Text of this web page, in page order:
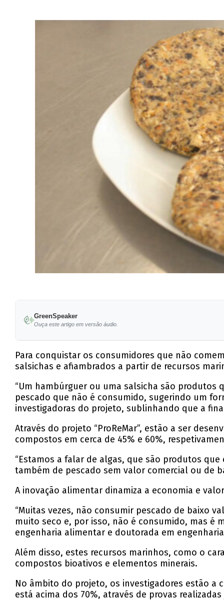
GreenSpeaker
Ouça este artigo em versão áudio.
Para conquistar os consumidores que não
salsichas e afiambrados a partir de recursos
“Um hambúrguer ou uma salsicha são
pescado que não é consumido, sugerindo um
investigadoras do projeto, sublinhando que a
Através do projeto “ProReMar”, estão a ser
compostos em cerca de 45% e 60%,
“Estamos a falar de algas, que são produtos
também de pescado sem valor comercial ou de
A inovação alimentar dinamiza a economia e
“Muitas vezes, não consumir pescado de baixo
muito seco e, por isso, não é consumido, mas é
engenharia alimentar e doutorada em
Além disso, estes recursos marinhos, como o
compostos bioativos e elementos minerais.
No âmbito do projeto, os investigadores estão a
está acima dos 70%, através de provas